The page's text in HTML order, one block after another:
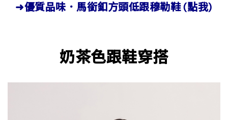
➜優質品味．馬銜釦方頭低跟穆勒鞋 (點我)
奶茶色跟鞋穿搭